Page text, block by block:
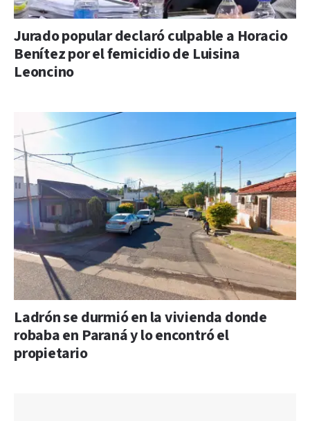
Jurado popular declaró culpable a Horacio
Benítez por el femicidio de Luisina
Leoncino
Ladrón se durmió en la vivienda donde
robaba en Paraná y lo encontró el
propietario